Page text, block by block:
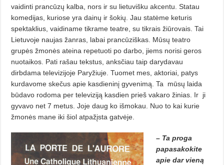
vaidinti prancūzų kalba, nors ir su lietuvišku akcentu. Statau
komedijas, kuriose yra dainų ir šokių. Jau statėme keturis
spektaklius, vaidiname tikrame teatre, su tikrais žiūrovais. Tai
Lietuvoje naujas žanras, labai prancūziškas. Mūsų teatro
grupės žmonės ateina repetuoti po darbo, jiems norisi geros
nuotaikos. Pati rašau tekstus, anksčiau taip darydavau
dirbdama televizijoje Paryžiuje. Tuomet mes, aktoriai, patys
kurdavome skečus apie kasdieninį gyvenimą. Ta
mūsų laida
būdavo rodoma per televiziją kasdien prieš vakaro žinias. Ir ji
gyvavo net 7 metus. Joje daug ko išmokau. Nuo to kai kurie
žmonės mane iki šiol atpažįsta gatvėje.
– Ta proga
papasakokite
apie dar vieną